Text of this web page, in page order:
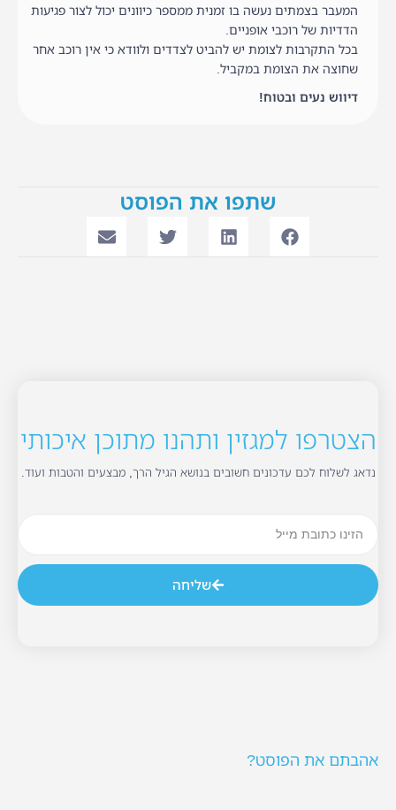
המעבר בצמתים נעשה בו זמנית ממספר כיוונים יכול לצור פגיעות
הדדיות של רוכבי אופניים.
בכל התקרבות לצומת יש להביט לצדדים ולוודא כי אין רוכב אחר
שחוצה את הצומת במקביל.
דיווש נעים ובטוח!
שתפו את הפוסט
הצטרפו למגזין ותהנו מתוכן איכותי
נדאג לשלוח לכם עדכונים חשובים בנושא הגיל הרך, מבצעים והטבות ועוד.
שליחה
אהבתם את הפוסט?